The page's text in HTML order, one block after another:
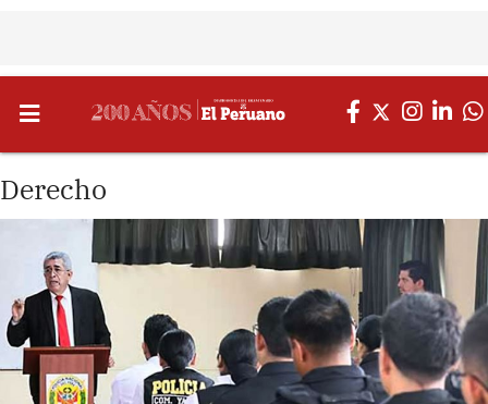
Derecho